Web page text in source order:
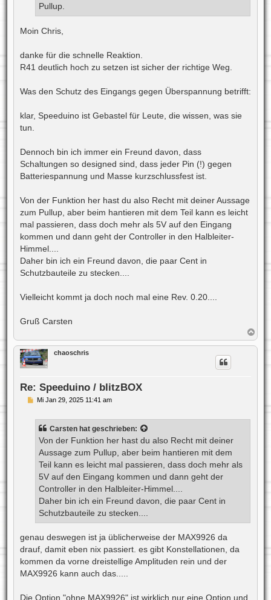
Pullup.
Moin Chris,
danke für die schnelle Reaktion.
R41 deutlich hoch zu setzen ist sicher der richtige Weg.
Was den Schutz des Eingangs gegen Überspannung betrifft:
klar, Speeduino ist Gebastel für Leute, die wissen, was sie
tun.
Dennoch bin ich immer ein Freund davon, dass
Schaltungen so designed sind, dass jeder Pin (!) gegen
Batteriespannung und Masse kurzschlussfest ist.
Von der Funktion her hast du also Recht mit deiner Aussage
zum Pullup, aber beim hantieren mit dem Teil kann es leicht
mal passieren, dass doch mehr als 5V auf den Eingang
kommen und dann geht der Controller in den Halbleiter-
Himmel....
Daher bin ich ein Freund davon, die paar Cent in
Schutzbauteile zu stecken....
Vielleicht kommt ja doch noch mal eine Rev. 0.20....
Gruß Carsten
a
c
chaoschris
Re: Speeduino / blitzBOX
BMi Jan 29, 2025 11:41 am
Carstenhat geschrieben:
Von der Funktion her hast du also Recht mit deiner
Aussage zum Pullup, aber beim hantieren mit dem
Teil kann es leicht mal passieren, dass doch mehr als
5V auf den Eingang kommen und dann geht der
Controller in den Halbleiter-Himmel....
Daher bin ich ein Freund davon, die paar Cent in
Schutzbauteile zu stecken....
genau deswegen ist ja üblicherweise der MAX9926 da
drauf, damit eben nix passiert. es gibt Konstellationen, da
kommen da vorne dreistellige Amplituden rein und der
MAX9926 kann auch das.....
Die Option "ohne MAX9926" ist wirklich nur eine Option und